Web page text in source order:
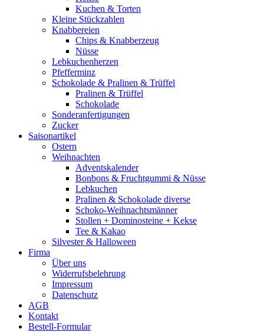
Kuchen & Torten
Kleine Stückzahlen
Knabbereien
Chips & Knabberzeug
Nüsse
Lebkuchenherzen
Pfefferminz
Schokolade & Pralinen & Trüffel
Pralinen & Trüffel
Schokolade
Sonderanfertigungen
Zucker
Saisonartikel
Ostern
Weihnachten
Adventskalender
Bonbons & Fruchtgummi & Nüsse
Lebkuchen
Pralinen & Schokolade diverse
Schoko-Weihnachtsmänner
Stollen + Dominosteine + Kekse
Tee & Kakao
Silvester & Halloween
Firma
Über uns
Widerrufsbelehrung
Impressum
Datenschutz
AGB
Kontakt
Bestell-Formular